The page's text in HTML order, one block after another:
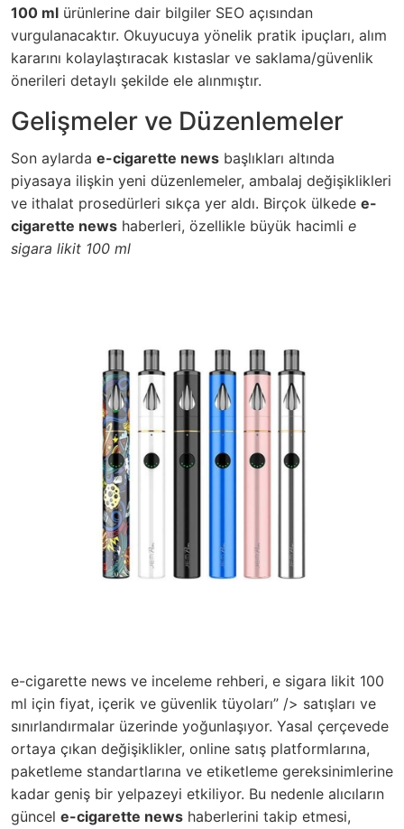
100 ml ürünlerine dair bilgiler SEO açısından
vurgulanacaktır. Okuyucuya yönelik pratik ipuçları, alım
kararını kolaylaştıracak kıstaslar ve saklama/güvenlik
önerileri detaylı şekilde ele alınmıştır.
Gelişmeler ve Düzenlemeler
Son aylarda e-cigarette news başlıkları altında
piyasaya ilişkin yeni düzenlemeler, ambalaj değişiklikleri
ve ithalat prosedürleri sıkça yer aldı. Birçok ülkede e-
cigarette news haberleri, özellikle büyük hacimli e
sigara likit 100 ml
e-cigarette news ve inceleme rehberi, e sigara likit 100
ml için fiyat, içerik ve güvenlik tüyoları” /> satışları ve
sınırlandırmalar üzerinde yoğunlaşıyor. Yasal çerçevede
ortaya çıkan değişiklikler, online satış platformlarına,
paketleme standartlarına ve etiketleme gereksinimlerine
kadar geniş bir yelpazeyi etkiliyor. Bu nedenle alıcıların
güncel e-cigarette news haberlerini takip etmesi,